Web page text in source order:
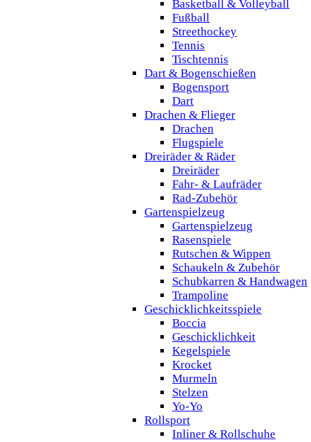
Basketball & Volleyball
Fußball
Streethockey
Tennis
Tischtennis
Dart & Bogenschießen
Bogensport
Dart
Drachen & Flieger
Drachen
Flugspiele
Dreiräder & Räder
Dreiräder
Fahr- & Laufräder
Rad-Zubehör
Gartenspielzeug
Gartenspielzeug
Rasenspiele
Rutschen & Wippen
Schaukeln & Zubehör
Schubkarren & Handwagen
Trampoline
Geschicklichkeitsspiele
Boccia
Geschicklichkeit
Kegelspiele
Krocket
Murmeln
Stelzen
Yo-Yo
Rollsport
Inliner & Rollschuhe